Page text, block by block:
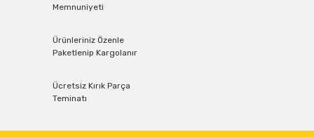
Memnuniyeti
Ürünleriniz Özenle
Paketlenip Kargolanır
Ücretsiz Kırık Parça
Teminatı